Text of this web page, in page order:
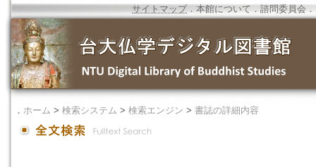
サイトマップ．本館について ． 諮問委員会 ．
． ホーム > 検索システム > 検索エンジン > 書誌の詳細内容